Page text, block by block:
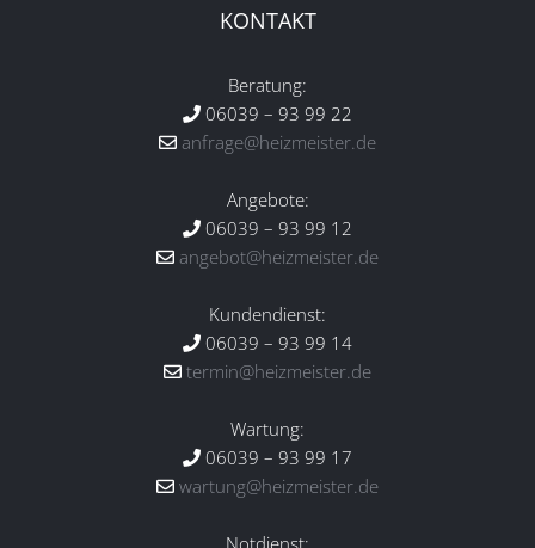
KONTAKT
Beratung:
06039 – 93 99 22
anfrage@heizmeister.de
Angebote:
06039 – 93 99 12
angebot@heizmeister.de
Kundendienst:
06039 – 93 99 14
termin@heizmeister.de
Wartung:
06039 – 93 99 17
wartung@heizmeister.de